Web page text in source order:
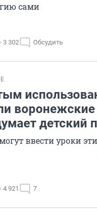
сами
3 302 Обсудить
детский
ввести уроки
4 921 7